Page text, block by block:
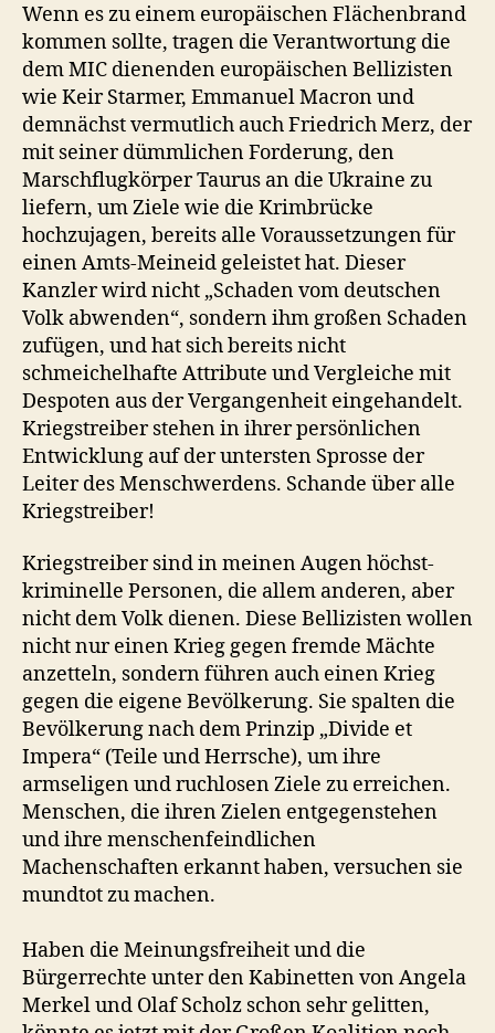
Wenn es zu einem europäischen Flächenbrand
kommen sollte, tragen die Verantwortung die
dem MIC dienenden europäischen Bellizisten
wie Keir Starmer, Emmanuel Macron und
demnächst vermutlich auch Friedrich Merz, der
mit seiner dümmlichen Forderung, den
Marschflugkörper Taurus an die Ukraine zu
liefern, um Ziele wie die Krimbrücke
hochzujagen, bereits alle Voraussetzungen für
einen Amts-Meineid geleistet hat. Dieser
Kanzler wird nicht „Schaden vom deutschen
Volk abwenden“, sondern ihm großen Schaden
zufügen, und hat sich bereits nicht
schmeichelhafte Attribute und Vergleiche mit
Despoten aus der Vergangenheit eingehandelt.
Kriegstreiber stehen in ihrer persönlichen
Entwicklung auf der untersten Sprosse der
Leiter des Menschwerdens. Schande über alle
Kriegstreiber!
Kriegstreiber sind in meinen Augen höchst-
kriminelle Personen, die allem anderen, aber
nicht dem Volk dienen. Diese Bellizisten wollen
nicht nur einen Krieg gegen fremde Mächte
anzetteln, sondern führen auch einen Krieg
gegen die eigene Bevölkerung. Sie spalten die
Bevölkerung nach dem Prinzip „Divide et
Impera“ (Teile und Herrsche), um ihre
armseligen und ruchlosen Ziele zu erreichen.
Menschen, die ihren Zielen entgegenstehen
und ihre menschenfeindlichen
Machenschaften erkannt haben, versuchen sie
mundtot zu machen.
Haben die Meinungsfreiheit und die
Bürgerrechte unter den Kabinetten von Angela
Merkel und Olaf Scholz schon sehr gelitten,